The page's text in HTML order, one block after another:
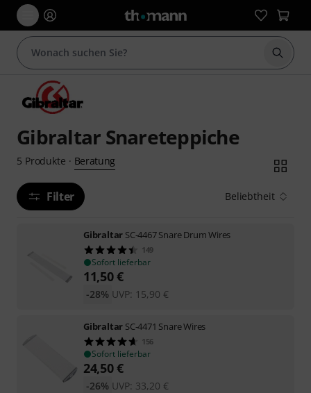
Suche
Gibraltar Snareteppiche
5 Produkte · Beratung
Filter Beliebtheit
Gibraltar SC-4467 Snare Drum Wires
149
Sofort lieferbar
11,50€
UVP: 15,90 €
-28%
Gibraltar SC-4471 Snare Wires
156
Sofort lieferbar
24,50€
UVP: 33,20 €
-26%